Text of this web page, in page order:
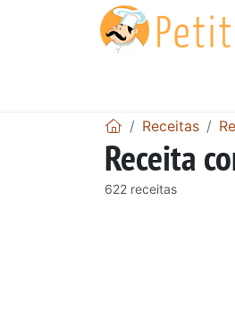
Receitas
Receita
622 receitas